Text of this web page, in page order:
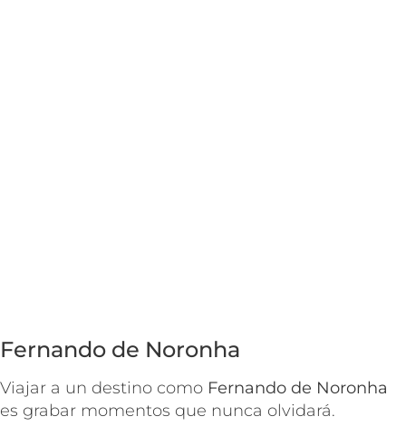
Fernando de Noronha
Viajar a un destino como Fernando de Noronha
es grabar momentos que nunca olvidará.